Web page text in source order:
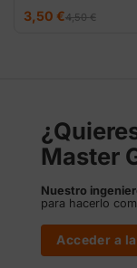
4,50€
El
precio
3,50 €
El
precio
Master
Nuestro
para hacerlo
Acceder a